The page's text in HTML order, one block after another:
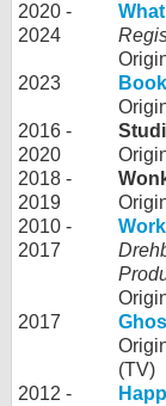
2020 -
2024
2023
2016 -
2020
2018 -
2019
2010 -
2017
2017
(TV)
2012 -